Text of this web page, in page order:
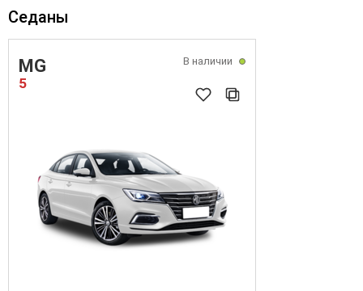
Седаны
В наличии
MG
5